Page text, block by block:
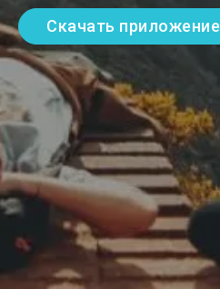
Скачать приложение